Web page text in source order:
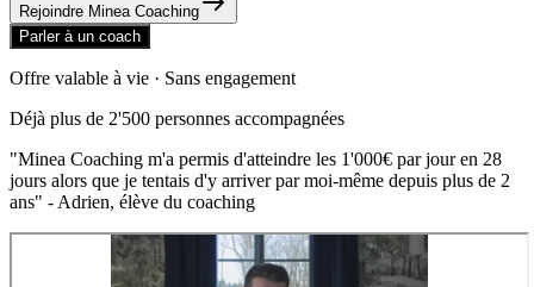
Rejoindre Minea Coaching
Parler à un coach
Offre valable à vie · Sans engagement
Déjà plus de 2'500 personnes accompagnées
"Minea Coaching m'a permis d'atteindre les 1'000€ par jour en 28
jours alors que je tentais d'y arriver par moi-même depuis plus de 2
ans" - Adrien, élève du coaching